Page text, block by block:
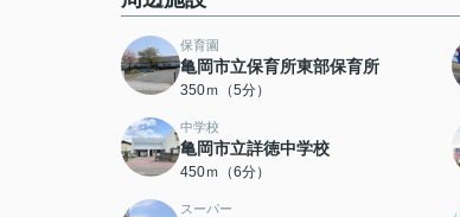
保育園
亀岡市立保育所東部保育所
350ｍ（5分）
中学校
亀岡市立詳徳中学校
450ｍ（6分）
スーパー